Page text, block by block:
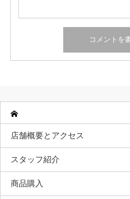
店舗概要とアクセス
スタッフ紹介
商品購入